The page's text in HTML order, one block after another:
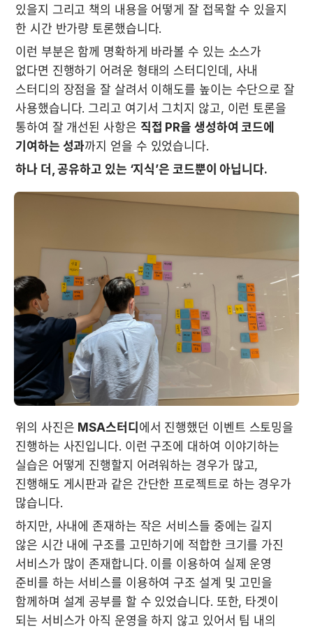
있을지 그리고 책의 내용을 어떻게 잘 접목할 수 있을지
한 시간 반가량 토론했습니다.
이런 부분은 함께 명확하게 바라볼 수 있는 소스가
없다면 진행하기 어려운 형태의 스터디인데, 사내
스터디의 장점을 잘 살려서 이해도를 높이는 수단으로 잘
사용했습니다. 그리고 여기서 그치지 않고, 이런 토론을
통하여 잘 개선된 사항은 직접 PR을 생성하여 코드에
기여하는 성과까지 얻을 수 있었습니다.
하나 더, 공유하고 있는 ‘지식’은 코드뿐이 아닙니다.
위의 사진은 MSA스터디 에서 진행했던 이벤트 스토밍을
진행하는 사진입니다. 이런 구조에 대하여 이야기하는
실습은 어떻게 진행할지 어려워하는 경우가 많고,
진행해도 게시판과 같은 간단한 프로젝트로 하는 경우가
많습니다.
하지만, 사내에 존재하는 작은 서비스들 중에는 길지
않은 시간 내에 구조를 고민하기에 적합한 크기를 가진
서비스가 많이 존재합니다. 이를 이용하여 실제 운영
준비를 하는 서비스를 이용하여 구조 설계 및 고민을
함께하며 설계 공부를 할 수 있었습니다. 또한, 타겟이
되는 서비스가 아직 운영을 하지 않고 있어서 팀 내의